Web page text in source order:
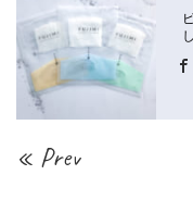
« Prev